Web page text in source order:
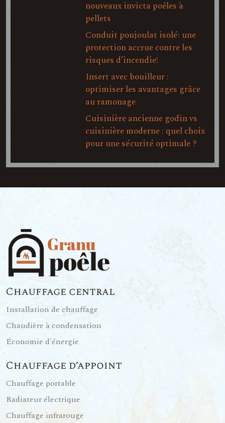
nouveaux invicta poêles à
pellets
Conduit poujoulat isolé: une
protection accrue contre les
risques d’incendie!
Insert avec bouilleur :
optimiser les avantages grâce
au ramonage
Cuisinière ancienne godin vs
cuisinière moderne : quel choix
pour une sécurité optimale ?
Chauffage central
Installation de chauffage
Chaudière à condensation
Économie d'énergie
Chauffage d’appoint
Chauffage portable
Radiateur électrique
Chauffage infrarouge